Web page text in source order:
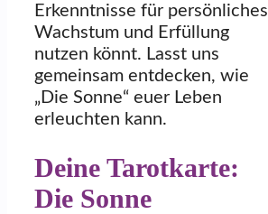
Erkenntnisse für persönliches
Wachstum und Erfüllung
nutzen könnt. Lasst uns
gemeinsam entdecken, wie
„Die Sonne“ euer Leben
erleuchten kann.
Deine Tarotkarte:
Die Sonne